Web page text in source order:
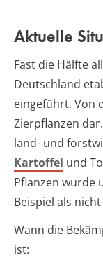
Aktuelle
Fast die Hälfte
Deutschland
eingeführt. Von
Zierpflanzen
land- und
Kartoffel und
Pflanzen wurde
Beispiel als
Wann die
ist: